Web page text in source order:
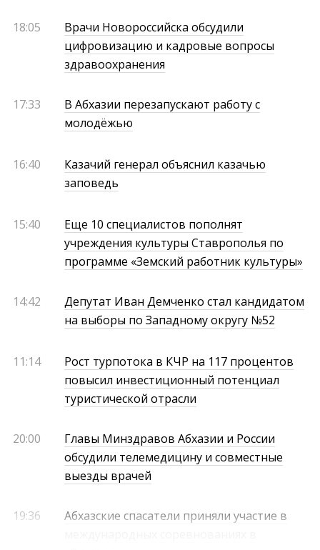
18:05
Врачи Новороссийска обсудили
цифровизацию и кадровые вопросы
здравоохранения
17:33
В Абхазии перезапускают работу с
молодёжью
16:40
Казачий генерал объяснил казачью
заповедь
15:40
Еще 10 специалистов пополнят
учреждения культуры Ставрополья по
программе «Земский работник культуры»
14:42
Депутат Иван Демченко стал кандидатом
на выборы по Западному округу №52
11:14
Рост турпотока в КЧР на 117 процентов
повысил инвестиционный потенциал
туристической отрасли
20:00
Главы Минздравов Абхазии и России
обсудили телемедицину и совместные
выезды врачей
19:36
Абхазские спасатели приняли участие в